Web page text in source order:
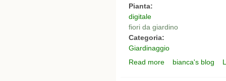
Pianta:
digitale
fiori da giardino
Categoria:
Giardinaggio
Read more about digitale sul
bianca's blog